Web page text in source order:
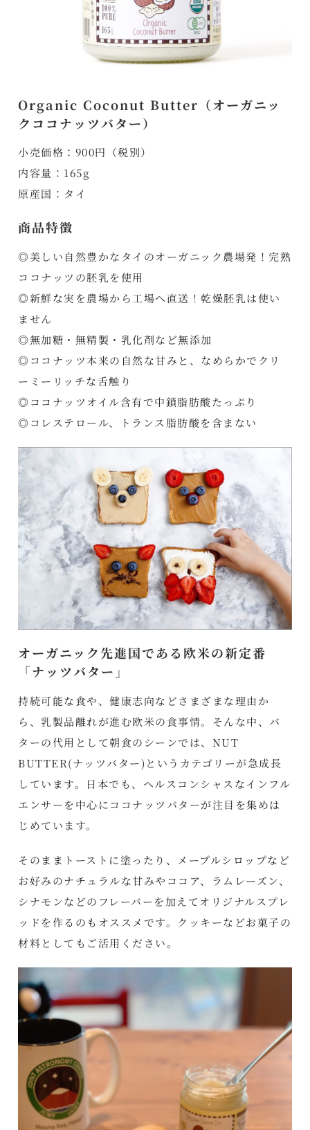
Organic Coconut Butter（オーガニッ
クココナッツバター）
小売価格：900円（税別）
内容量：165g
原産国：タイ
商品特徴
◎美しい自然豊かなタイのオーガニック農場発！完熟
ココナッツの胚乳を使用
◎新鮮な実を農場から工場へ直送！乾燥胚乳は使い
ません
◎無加糖・無精製・乳化剤など無添加
◎ココナッツ本来の自然な甘みと、なめらかでクリ
ーミーリッチな舌触り
◎ココナッツオイル含有で中鎖脂肪酸たっぷり
◎コレステロール、トランス脂肪酸を含まない
オーガニック先進国である欧米の新定番
「ナッツバター」
持続可能な食や、健康志向などさまざまな理由か
ら、乳製品離れが進む欧米の食事情。そんな中、バ
ターの代用として朝食のシーンでは、NUT
BUTTER(ナッツバター)というカテゴリーが急成長
しています。日本でも、ヘルスコンシャスなインフル
エンサーを中心にココナッツバターが注目を集めは
じめています。
そのままトーストに塗ったり、メープルシロップなど
お好みのナチュラルな甘みやココア、ラムレーズン、
シナモンなどのフレーバーを加えてオリジナルスプレ
ッドを作るのもオススメです。クッキーなどお菓子の
材料としてもご活用ください。